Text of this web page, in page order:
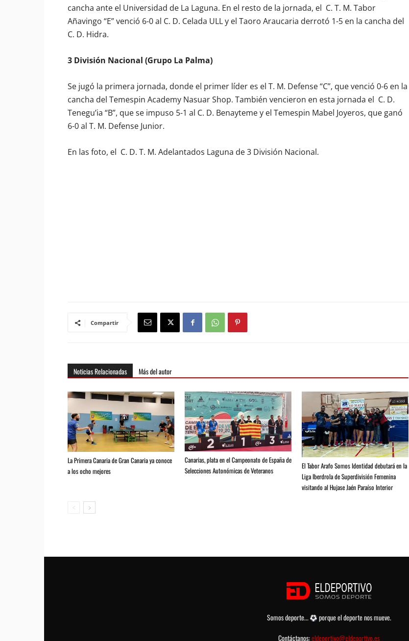
cancha ante el Universidad de La Laguna. En el resto de la jornada, el C. T. M. Tabor
Añavingo “E” venció 6-0 al C. D. Celada ULL y el Taoro Araucaria derrotó 1-5 en la cancha del
C. D. Hidra.
3 División Nacional (Grupo La Palma)
Se jugó la primera jornada, donde el primer líder es el T. M. Defense “C”, que venció 0-6 en la
cancha del Temespin Academy Nasuar Shop. También vencieron en esta jornada el C. D.
Tenegu’ia “B”, que se impuso 5-1 al C. D. Benayteme y el Temespin Mabel Joyeros, que ganó
6-0 al T. M. Defense Junior.
En las foto, el C. D. T. M. Adelantados Laguna de 3 División Nacional.
Compartir
Noticias Relacionadas Más del autor
La Primera Canaria de Gran Canaria ya conoce
a los ocho mejores
Canarias, plata en el Campeonato de España de
Selecciones Autonómicas de Veteranos
El Tabor Arafo Somos Identidad debutará en la
Liga Iberdrola de Superdivisión Femenina
visitando al Hujase Jaén Paraíso Interior
Somos deporte...
porque el deporte nos mueve.
Contáctanos:eldeportivo@eldeportivo.es